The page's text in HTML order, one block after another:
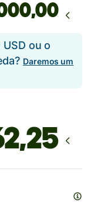
,00
ou o
Daremos um